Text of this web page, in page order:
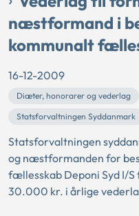
næstformand i
kommunalt
16-12-2009
Diæter, honorarer og vederlag
Statsforvaltningen Syddanmark
Statsforvaltningen
og næstformanden for
fællesskab Deponi Syd I/
30.000 kr. i årlige